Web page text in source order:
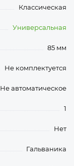
Классическая
Универсальная
85 мм
Не комплектуется
Не автоматическое
1
Нет
Гальваника